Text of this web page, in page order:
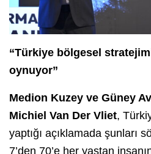
“Türkiye bölgesel
oynuyor”
Medion Kuzey ve Güney
Michiel Van Der Vliet,
yaptığı açıklamada şunları
7’den 70’e her yaştan